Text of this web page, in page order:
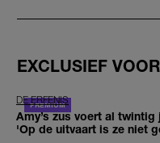
EXCLUSIEF
DE ERFENIS
Amy’s zus voert al
'Op de uitvaart is ze niet